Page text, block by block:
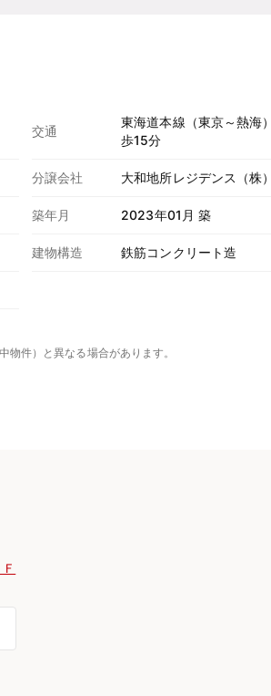
交通
東海道本線（東京～熱海）
歩15分
分譲会社 大和地所レジデンス（株）
築年月 2023年01月 築
建物構造 鉄筋コンクリート造
件）と異なる場合があります。